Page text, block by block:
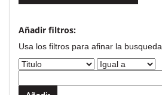
Añadir filtros:
Usa los filtros para afinar la busqueda.